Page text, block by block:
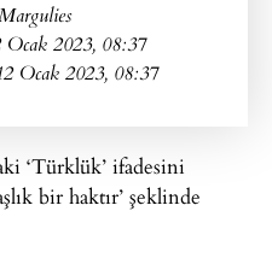
Ocak 2023, 08:37
Ocak 2023, 08:37
‘Türklük’ ifadesini
bir haktır’ şeklinde